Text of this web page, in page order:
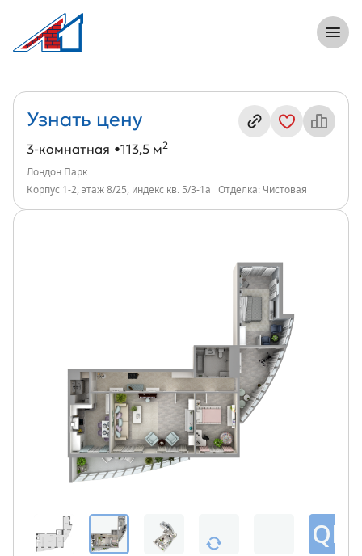
3-комнатная, 114 м², ЖК Лондон
Информация о квартире
Узнать цену
3-комнатная 113,5 м2
Лондон Парк
Корпус 1-2, этаж 8/25, индекс кв. 5/3-1а
Отделка: Чистовая
QR